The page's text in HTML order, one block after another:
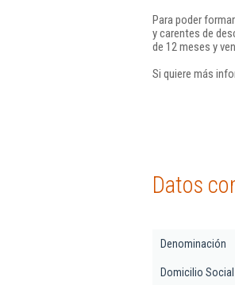
Para poder
y carentes de
de 12 meses y
Si quiere más
Datos
Denominación
Domicilio Social